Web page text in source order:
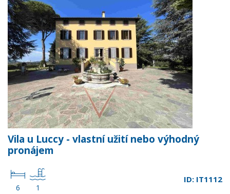
Vila u Luccy - vlastní užití nebo výhodný
pronájem
6 1
ID: IT1112